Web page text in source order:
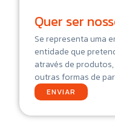
Quer ser
Se representa uma
entidade que
através de
outras formas de
ENVIAR